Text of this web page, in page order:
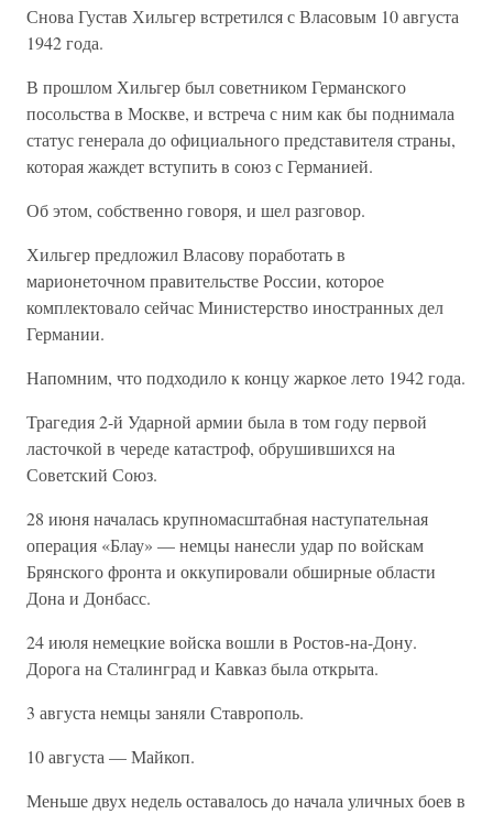
Снова Густав Хильгер встретился с Власовым 10 августа
1942 года.
В прошлом Хильгер был советником Германского
посольства в Москве, и встреча с ним как бы поднимала
статус генерала до официального представителя страны,
которая жаждет вступить в союз с Германией.
Об этом, собственно говоря, и шел разговор.
Хильгер предложил Власову поработать в
марионеточном правительстве России, которое
комплектовало сейчас Министерство иностранных дел
Германии.
Напомним, что подходило к концу жаркое лето 1942 года.
Трагедия 2-й Ударной армии была в том году первой
ласточкой в череде катастроф, обрушившихся на
Советский Союз.
28 июня началась крупномасштабная наступательная
операция «Блау» — немцы нанесли удар по войскам
Брянского фронта и оккупировали обширные области
Дона и Донбасс.
24 июля немецкие войска вошли в Ростов-на-Дону.
Дорога на Сталинград и Кавказ была открыта.
3 августа немцы заняли Ставрополь.
10 августа — Майкоп.
Меньше двух недель оставалось до начала уличных боев в